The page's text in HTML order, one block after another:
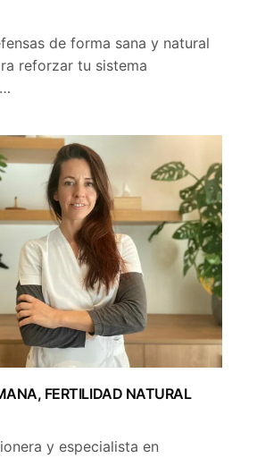
de forma sana y natural
reforzar tu sistema
FERTILIDAD NATURAL
y especialista en